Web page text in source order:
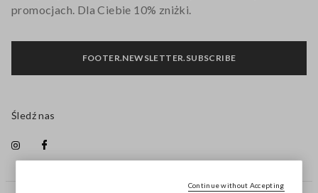
promocjach. Dla Ciebie 10% zniżki.
FOOTER.NEWSLETTER.SUBSCRIBE
Śledź nas
Continue without Accepting